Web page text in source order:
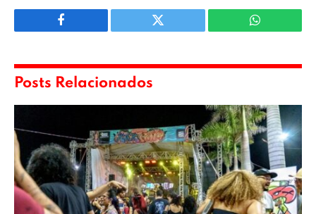
Facebook Twitter WhatsApp
Posts Relacionados